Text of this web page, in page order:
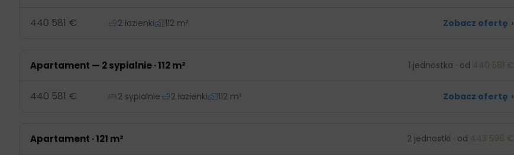
440 581 € 2 łazienki 112 m² Zobacz ofertę ›
Apartament — 2 sypialnie · 112 m² 1 jednostka · od 440 581 €
440 581 € 2 sypialnie 2 łazienki 112 m² Zobacz ofertę ›
Apartament · 121 m² 2 jednostki · od 443 596 €